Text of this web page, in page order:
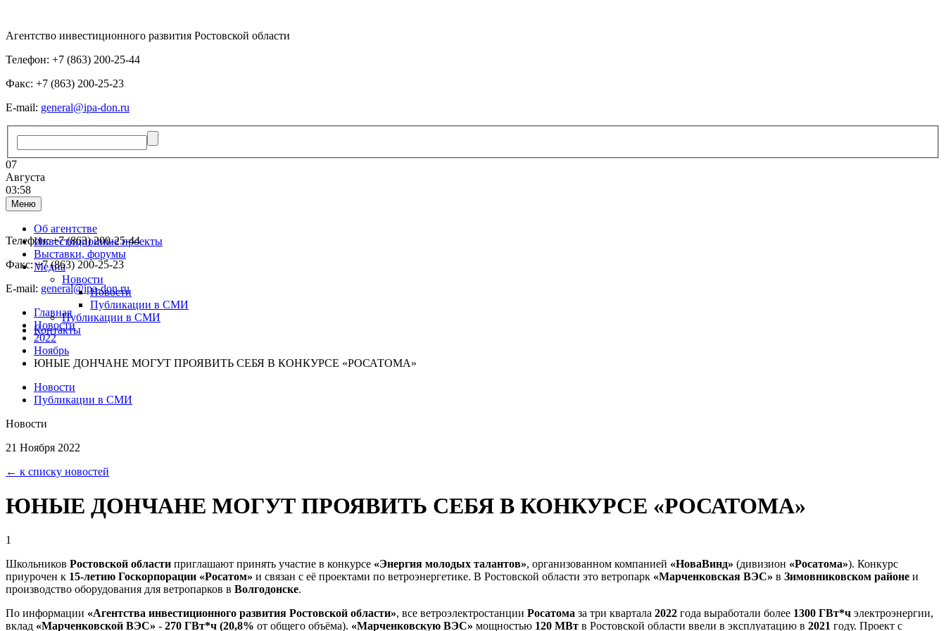
Агентство инвестиционного развития Ростовской области
Телефон: +7 (863) 200-25-44
Факс: +7 (863) 200-25-23
E-mail: general@ipa-don.ru
07
Августа
03:58
Меню
Об агентстве
Инвестиционные проекты
Выставки, форумы
Медиа
Новости
Новости
Публикации в СМИ
Публикации в СМИ
Контакты
Телефон: +7 (863) 200-25-44
Факс: +7 (863) 200-25-23
E-mail: general@ipa-don.ru
Главная
Новости
2022
Ноябрь
ЮНЫЕ ДОНЧАНЕ МОГУТ ПРОЯВИТЬ СЕБЯ В КОНКУРСЕ «РОСАТОМА»
Новости
Публикации в СМИ
Новости
21 Ноября 2022
← к списку новостей
ЮНЫЕ ДОНЧАНЕ МОГУТ ПРОЯВИТЬ СЕБЯ В КОНКУРСЕ «РОСАТОМА»
1
Школьников Ростовской области приглашают принять участие в конкурсе «Энергия молодых талантов», организованном компанией «НоваВинд» (дивизион «Росатома»). Конкурс
приурочен к 15-летию Госкорпорации «Росатом» и связан с её проектами по ветроэнергетике. В Ростовской области это ветропарк «Марченковская ВЭС» в Зимовниковском районе и
производство оборудования для ветропарков в Волгодонске.
По информации «Агентства инвестиционного развития Ростовской области», все ветроэлектростанции Росатома за три квартала 2022 года выработали более 1300 ГВт*ч электроэнергии,
вклад «Марченковской ВЭС» - 270 ГВт*ч (20,8% от общего объёма). «Марченковскую ВЭС» мощностью 120 МВт в Ростовской области ввели в эксплуатацию в 2021 году. Проект с